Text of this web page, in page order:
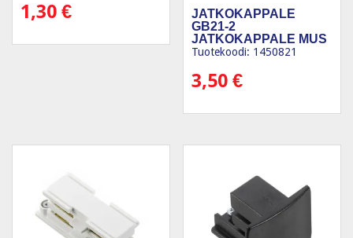
1,30 €
JATKOKAPPALE
GB21-2
JATKOKAPPALE MUS
Tuotekoodi: 1450821
3,50€